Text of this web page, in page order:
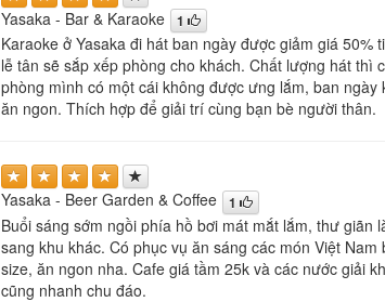
Yasaka - Bar & Karaoke 1
Karaoke ở Yasaka đi hát ban ngày được giảm giá
lễ tân sẽ sắp xếp phòng cho khách. Chất lượng hát thì
phòng mình có một cái không được ưng lắm, ban
ăn ngon. Thích hợp để giải trí cùng bạn bè người thân.
Yasaka - Beer Garden & Coffee 1
Buổi sáng sớm ngồi phía hồ bơi mát mắt lắm, thư
sang khu khác. Có phục vụ ăn sáng các món Việt
size, ăn ngon nha. Cafe giá tầm 25k và các nước giải
cũng nhanh chu đáo.